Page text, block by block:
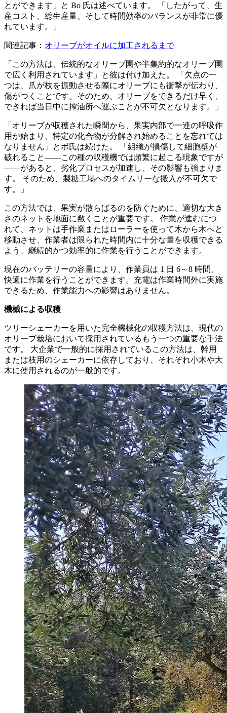
とができます」と Bo 氏は述べています。
「したがって、生
産コスト、総生産量、そして時間効率のバランスが非常に優
れています。」
関連記事： オリーブがオイルに加工されるまで
「この方法は、伝統的なオリーブ園や半集約的なオリーブ園
で広く利用されています」と彼は付け加えた。
「欠点の一
つは、爪が枝を振動させる際にオリーブにも衝撃が伝わり、
傷がつくことです。そのため、オリーブをできるだけ早く、
できれば当日中に搾油所へ運ぶことが不可欠となります。」
「 オリーブが収穫された瞬間から、果実内部で一連の呼吸作
用が始まり、特定の化合物が分解され始めることを忘れては
なりません」とボ氏は続けた。
「組織が損傷して細胞壁が
破れること――この種の収穫機では頻繁に起こる現象ですが
――があると、劣化プロセスが加速し、その影響も強まりま
す。 そのため、製糖工場へのタイムリーな搬入が不可欠で
す。」
この方法では、果実が散らばるのを防ぐために、適切な大き
さのネットを地面に敷くことが重要です。 作業が進むにつ
れて、ネットは手作業またはローラーを使って木から木へと
移動させ、作業者は限られた時間内に十分な量を収穫できる
よう、継続的かつ効率的に作業を行うことができます。
現在のバッテリーの容量により、作業員は 1 日 6～8 時間、
快適に作業を行うことができます。充電は作業時間外に実施
できるため、作業能力への影響はありません。
機械による収穫
ツリーシェーカーを用いた完全機械化の収穫方法は、現代の
オリーブ栽培において採用されているもう一つの重要な手法
です。 大企業で一般的に採用されているこの方法は、幹用
または枝用のシェーカーに依存しており、それぞれ小木や大
木に使用されるのが一般的です。